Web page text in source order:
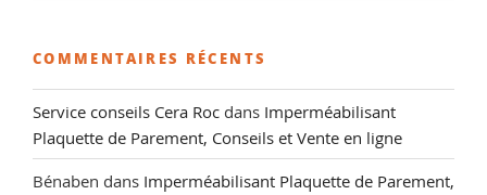
COMMENTAIRES RÉCENTS
Service conseils Cera Roc dans Imperméabilisant
Plaquette de Parement, Conseils et Vente en ligne
Bénaben dans Imperméabilisant Plaquette de Parement,